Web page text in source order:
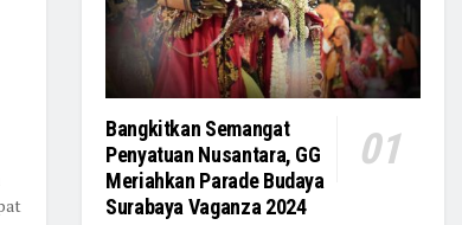
Bangkitkan Semangat
Penyatuan Nusantara, GG
Meriahkan Parade Budaya
Surabaya Vaganza 2024